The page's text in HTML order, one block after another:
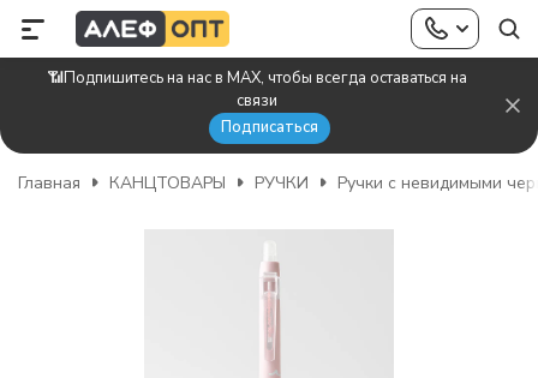
📶Подпишитесь на нас в MAX, чтобы всегда оставаться на
связи
Подписаться
Главная КАНЦТОВАРЫ РУЧКИ Ручки с невидимыми